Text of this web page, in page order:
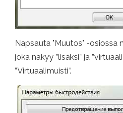
Napsauta "Muutos" -osiossa
joka näkyy ”lisäksi” ja
”Virtuaalimuisti”.